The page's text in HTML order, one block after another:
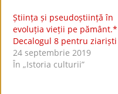
Știința și pseudoștiință în
evoluția vieții pe pământ.*
Decalogul 8 pentru ziariști
24 septembrie 2019
În „Istoria culturii”